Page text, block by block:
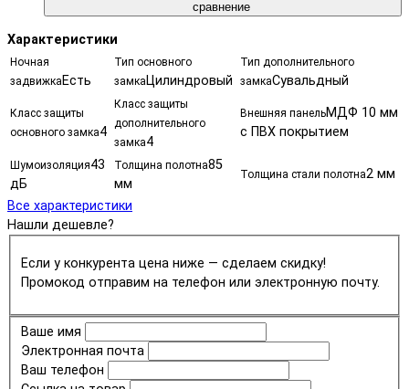
сравнение
Характеристики
Ночная
задвижка Есть
Тип основного
замка Цилиндровый
Тип дополнительного
замкаСувальдный
Класс защиты
основного замка4
Класс защиты
дополнительного
замка4
Внешняя панельМДФ 10 мм
с ПВХ покрытием
Шумоизоляция43
дБ
Толщина полотна85
мм
Толщина стали полотна2 мм
Все характеристики
Нашли дешевле?
Если у конкурента цена ниже — сделаем скидку!
Промокод отправим на телефон или электронную почту.
Ваше имя
Электронная почта
Ваш телефон